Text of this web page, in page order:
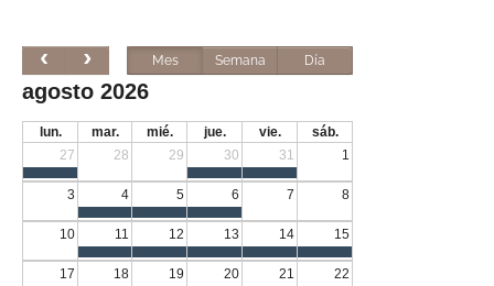
Mes Semana Día
agosto 2026
lun. mar. mié. jue. vie.
sáb.
27
28 29 30 31 1
3 4 5 6 7 8
10 11 12 13 14 15
17 18 19 20 21 22